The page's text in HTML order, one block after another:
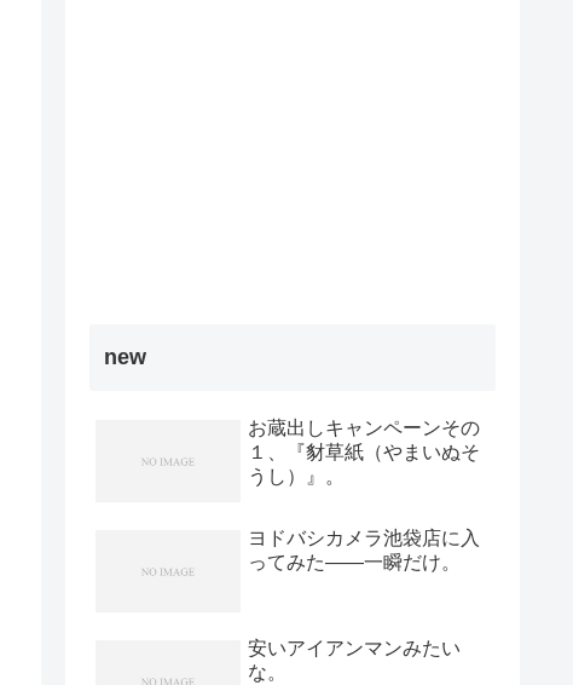
new
お蔵出しキャンペーンその
１、『豺草紙（やまいぬそ
うし）』。
ヨドバシカメラ池袋店に入
ってみた――一瞬だけ。
安いアイアンマンみたい
な。